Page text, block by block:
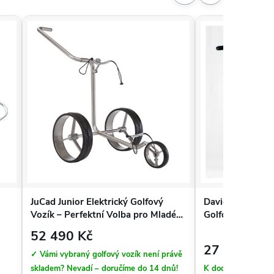
JuCad Junior Elektrický Golfový
Vozík – Perfektní Volba pro Mladé
52 490 Kč
✓ Vámi vybraný golfový vozík není právě
skladem? Nevadí – doručíme do 14 dnů!
Davies Caddy
Golfový Vozík,
27 990 Kč
K dodání do 3